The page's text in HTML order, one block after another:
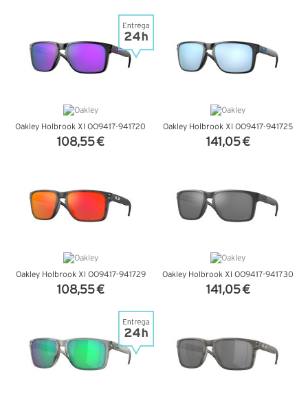
Oakley Holbrook Xl OO9417-941720
108,55 €
Oakley Holbrook Xl OO9417-941725
141,05 €
Oakley Holbrook Xl OO9417-941729
108,55 €
Oakley Holbrook Xl OO9417-941730
141,05 €